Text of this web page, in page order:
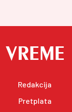
Redakcija
Pretplata